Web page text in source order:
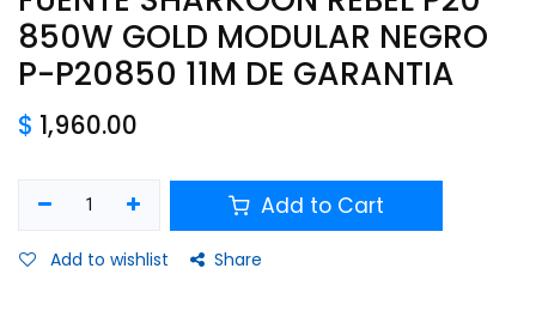
850W GOLD MODULAR NEGRO
P-P20850 11M DE GARANTIA
$ 1,960.00
Add to Cart
Add to wishlist Share